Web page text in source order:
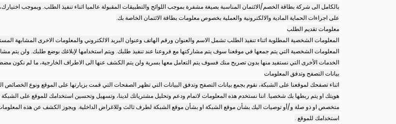
بالكامل الى شركة بطاقة الخصم/الائتمان المناسبة بصيغة مشفرة بموجب اللوائح والتطبيقات المقبولة عالميا اثناء تنفيذ الطلب. وبموجب
على اجراءات الحماية المادية والالكترونية والعملية بخصوص معلومات بطاقة الائتمان الخاصة بك.
معلومات تقديم الطلب
المعلومات الشخصية المطلوبة اثناء تنفيذ الطلب تشمل الاسم والعنوان ورقم الهاتف وعنوان البريد الالكتروني والمعلومات الاخرى المشابهة
المعلومات الشخصية التي يتم جمعها في موقعنا سوف يتم مشاركتها مع فروعنا عند تنفيذ طلبك. ويتم استخدامها لإبلاغك بوضع طلبك. ولن يتم
الخدمات الأخرى التي نستفيد منها بدون تصريح منك فسوف يتم التعامل معها بسرية ولن يتم الكشف عنها الى الاطراف الخارجية، ما لم نكون
بيانات التصفح وتدفق المعلومات
اثناء تصفحك لموقعنا على الشبكة، نقوم بجمع بيانات التصفح وتدفق البيانات التي تظهر الصفحات التي قمت بزيارتها على الموقع ونوع
هويتك او يتم ربطها بك شخصيا. اننا نستخدم هذه المعلومات لاتمام ودعم وتحليل مشترياتك لدينا، وتسهيل وتحسين استخدامك للموقع على الشبكة
متخصص او ذو صلة و/أو توصيات اليك بشأن موقع الشبكة او بشأن موقع الشبكة لطرف ثالث وللاغراض الداخلية. ويجوز الكشف عن هذه
استخدامك للموقع .